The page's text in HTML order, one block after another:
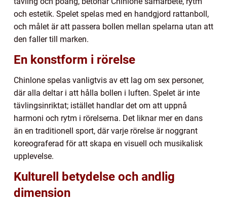
och estetik. Spelet spelas med en handgjord rattanboll,
och målet är att passera bollen mellan spelarna utan att
den faller till marken.
En konstform i rörelse
Chinlone spelas vanligtvis av ett lag om sex personer,
där alla deltar i att hålla bollen i luften. Spelet är inte
tävlingsinriktat; istället handlar det om att uppnå
harmoni och rytm i rörelserna. Det liknar mer en dans
än en traditionell sport, där varje rörelse är noggrant
koreograferad för att skapa en visuell och musikalisk
upplevelse.
Kulturell betydelse och andlig
dimension